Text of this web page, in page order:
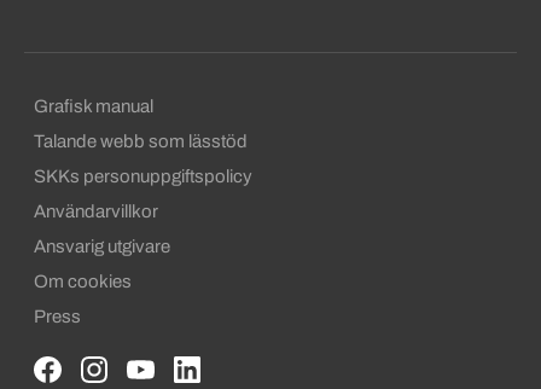
Sekundära sidfotslänkar
Grafisk manual
Talande webb som lässtöd
SKKs personuppgiftspolicy
Användarvillkor
Ansvarig utgivare
Om cookies
Press